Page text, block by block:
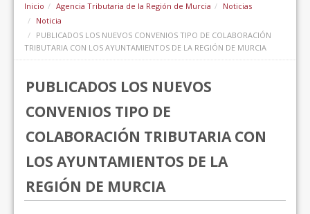
Inicio Agencia Tributaria de la Región de Murcia
Noticias
Noticia
PUBLICADOS LOS NUEVOS CONVENIOS TIPO DE COLABORACIÓN
TRIBUTARIA CON LOS AYUNTAMIENTOS DE LA REGIÓN DE MURCIA
PUBLICADOS LOS NUEVOS
CONVENIOS TIPO DE
COLABORACIÓN TRIBUTARIA CON
LOS AYUNTAMIENTOS DE LA
REGIÓN DE MURCIA